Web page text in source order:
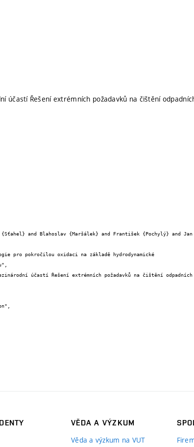
účastí Řešení extrémních požadavků na čištění
VĚDA A VÝZKUM
Věda a výzkum na VUT